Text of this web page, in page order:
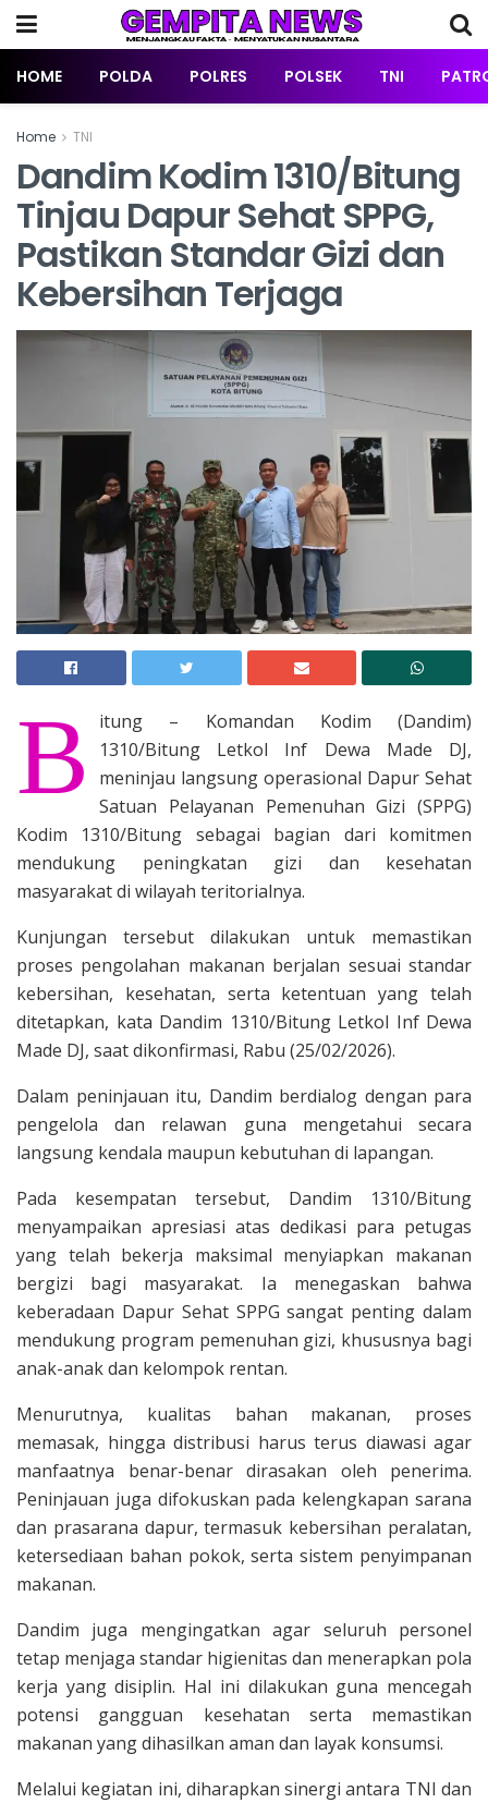
HOME POLDA POLRES POLSEK TNI
Home TNI
Dandim Kodim 1310/Bitung
Tinjau Dapur Sehat SPPG,
Pastikan Standar Gizi dan
Kebersihan Terjaga
B
itung – Komandan Kodim (Dandim)
1310/Bitung Letkol Inf Dewa Made DJ,
meninjau langsung operasional Dapur Sehat
Satuan Pelayanan Pemenuhan Gizi (SPPG)
Kodim 1310/Bitung sebagai bagian dari komitmen
mendukung peningkatan gizi dan kesehatan
masyarakat di wilayah teritorialnya.
Kunjungan tersebut dilakukan untuk memastikan
proses pengolahan makanan berjalan sesuai standar
kebersihan, kesehatan, serta ketentuan yang telah
ditetapkan, kata Dandim 1310/Bitung Letkol Inf Dewa
Made DJ, saat dikonfirmasi, Rabu (25/02/2026).
Dalam peninjauan itu, Dandim berdialog dengan para
pengelola dan relawan guna mengetahui secara
langsung kendala maupun kebutuhan di lapangan.
Pada kesempatan tersebut, Dandim 1310/Bitung
menyampaikan apresiasi atas dedikasi para petugas
yang telah bekerja maksimal menyiapkan makanan
bergizi bagi masyarakat. Ia menegaskan bahwa
keberadaan Dapur Sehat SPPG sangat penting dalam
mendukung program pemenuhan gizi, khususnya bagi
anak-anak dan kelompok rentan.
Menurutnya, kualitas bahan makanan, proses
memasak, hingga distribusi harus terus diawasi agar
manfaatnya benar-benar dirasakan oleh penerima.
Peninjauan juga difokuskan pada kelengkapan sarana
dan prasarana dapur, termasuk kebersihan peralatan,
ketersediaan bahan pokok, serta sistem penyimpanan
makanan.
Dandim juga mengingatkan agar seluruh personel
tetap menjaga standar higienitas dan menerapkan pola
kerja yang disiplin. Hal ini dilakukan guna mencegah
potensi gangguan kesehatan serta memastikan
makanan yang dihasilkan aman dan layak konsumsi.
Melalui kegiatan ini, diharapkan sinergi antara TNI dan